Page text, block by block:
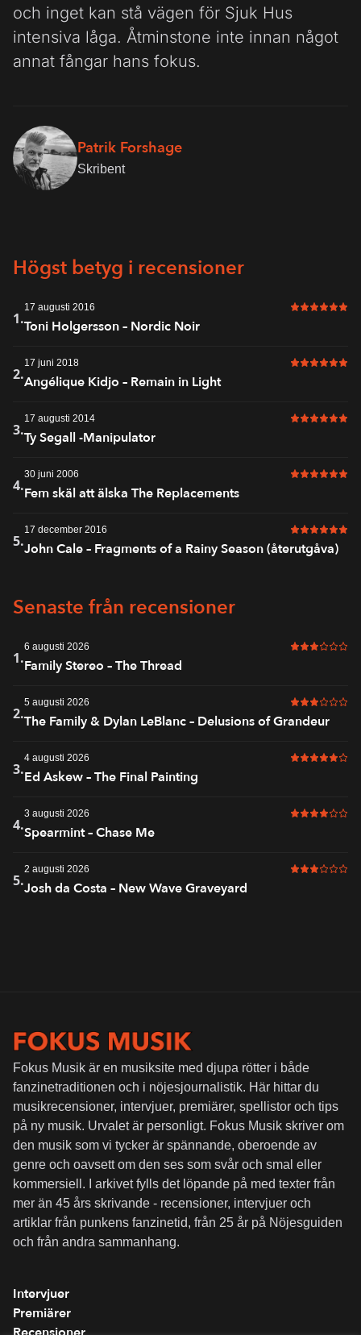
och inget kan stå vägen för Sjuk Hus
intensiva låga. Åtminstone inte innan något
annat fångar hans fokus.
Patrik Forshage
Skribent
Högst betyg i recensioner
1.
17 augusti 2016 6 av 6 i
Toni Holgersson – Nordic Noir
2.
17 juni 2018 6 av 6 i
Angélique Kidjo – Remain in Light
3.
17 augusti 2014 6 av 6 i
Ty Segall -Manipulator
4.
30 juni 2006 6 av 6 i
Fem skäl att älska The Replacements
5.
17 december 2016 6 av 6 i
John Cale – Fragments of a Rainy Season (återutgåva)
Senaste från recensioner
1.
6 augusti 2026 3 av 6 i
Family Stereo – The Thread
2.
5 augusti 2026 3 av 6 i
The Family & Dylan LeBlanc – Delusions of Grandeur
3.
4 augusti 2026 5 av 6 i
Ed Askew – The Final Painting
4.
3 augusti 2026 4 av 6 i
Spearmint – Chase Me
5.
2 augusti 2026 3 av 6 i
Josh da Costa – New Wave Graveyard
Fokus Musik är en musiksite med djupa rötter i både
fanzinetraditionen och i nöjesjournalistik. Här hittar du
musikrecensioner, intervjuer, premiärer, spellistor och tips
på ny musik. Urvalet är personligt. Fokus Musik skriver om
den musik som vi tycker är spännande, oberoende av
genre och oavsett om den ses som svår och smal eller
kommersiell. I arkivet fylls det löpande på med texter från
mer än 45 års skrivande - recensioner, intervjuer och
artiklar från punkens fanzinetid, från 25 år på Nöjesguiden
och från andra sammanhang.
Intervjuer
Premiärer